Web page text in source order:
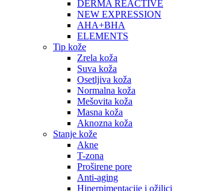
DERMA REACTIVE
NEW EXPRESSION
AHA+BHA
ELEMENTS
Tip kože
Zrela koža
Suva koža
Osetljiva koža
Normalna koža
Mešovita koža
Masna koža
Aknozna koža
Stanje kože
Akne
T-zona
Proširene pore
Anti-aging
Hiperpimentacije i ožiljci